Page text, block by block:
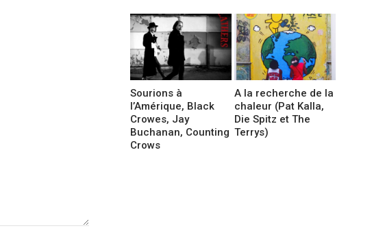
Sourions à
l’Amérique, Black
Crowes, Jay
Buchanan, Counting
Crows
A la recherche de la
chaleur (Pat Kalla,
Die Spitz et The
Terrys)